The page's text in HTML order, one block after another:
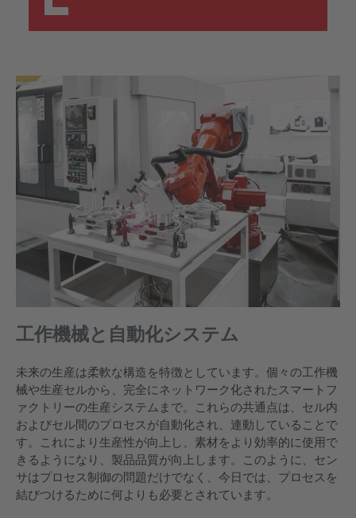
工作機械と自動化システム
未来の生産は柔軟な構造を特徴としています。個々の工作機
械や生産セルから、完全にネットワーク化されたスマートフ
ァクトリーの生産システムまで。これらの共通点は、セル内
およびセル間のプロセスが自動化され、連動していることで
す。これにより生産性が向上し、素材をより効率的に使用で
きるようになり、製品品質が向上します。このように、セン
サはプロセス制御の問題だけでなく、今日では、プロセスを
結びつけるために何よりも必要とされています。